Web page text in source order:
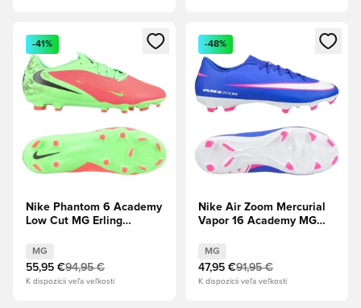
Otvorí modál na prihlásenie alebo registráciu ako člen
-41%
Nike Phantom 6 Academy
Low Cut MG Erling
- Hot Punch/
Čierna/Zelená strela
MG
55,95 €94,95 €
K dispozícii veľa veľkostí
Otvorí modál na prihlásenie
-48%
Nike Air Zoom Mercurial
Vapor 16 Academy MG
Racer/Biela
MG
47,95 €91,95 €
K dispozícii veľa veľkostí